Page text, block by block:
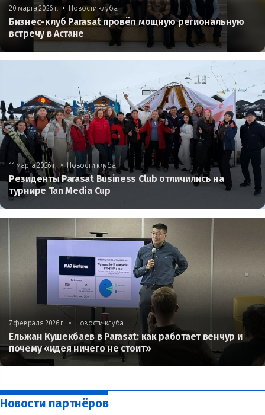
20 марта 2026 г. • Новости клуба
Бизнес-клуб Parasat провёл мощную региональную
встречу в Астане
11 марта 2026 г. • Новости клуба
Резиденты Parasat Business Club отличились на
турнире Tan Media Cup
7 февраля 2026 г. • Новости клуба
Ельжан Кушекбаев в Parasat: как работает венчур и
почему «идея ничего не стоит»
Новости партнёров